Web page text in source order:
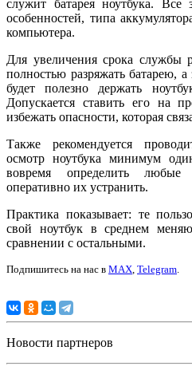
служит батарея ноутбука. Все
особенностей, типа
компьютера.
Для увеличения срока службы
полностью разряжать батарею,
будет полезно держать
Допускается ставить его на
избежать опасности, которая
Также рекомендуется
осмотр ноутбука минимум
вовремя определить
оперативно их устранить.
Практика показывает: те
свой ноутбук в среднем
сравнении с остальными.
Подпишитесь на нас в MAX Telegram
Новости партнеров